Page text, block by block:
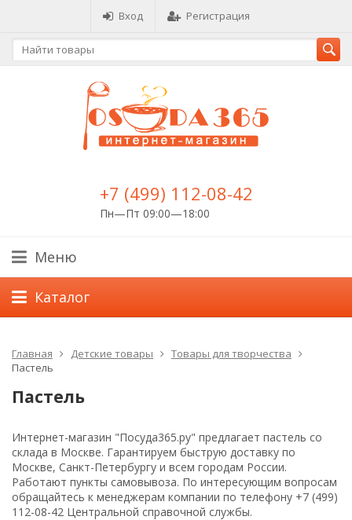
Вход Регистрация
+7 (499) 112-08-42
Пн—Пт 09:00—18:00
Меню
Каталог
Главная Детские товары
Товары для творчества
Пастель
Пастель
Интернет-магазин "Посуда365.ру" предлагает пастель со
склада в Москве. Гарантируем быструю доставку по
Москве, Санкт-Петербургу и всем городам России.
Работают пункты самовывоза. По интересующим вопросам
обращайтесь к менеджерам компании по телефону +7 (499)
112-08-42 Центральной справочной службы.